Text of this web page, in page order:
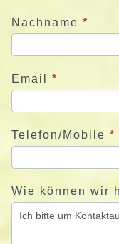
e
t
Nachname *
Email *
Telefon/Mobile *
Wie können wir